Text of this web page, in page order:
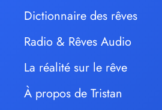
Dictionnaire des rêves
Radio & Rêves Audio
La réalité sur le rêve
À propos de Tristan